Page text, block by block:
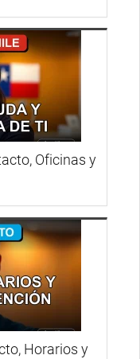
Oficinas y
Horarios y